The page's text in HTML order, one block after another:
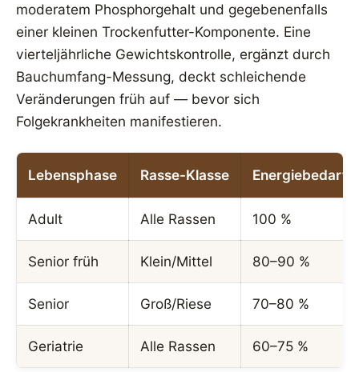
moderatem Phosphorgehalt und gegebenenfalls
einer kleinen Trockenfutter-Komponente. Eine
vierteljährliche Gewichtskontrolle, ergänzt durch
Bauchumfang-Messung, deckt schleichende
Veränderungen früh auf — bevor sich
Folgekrankheiten manifestieren.
Lebensphase Rasse-Klasse Energiebedarf
Adult Alle Rassen 100 %
Senior früh Klein/Mittel 80–90 %
Senior Groß/Riese 70–80 %
Geriatrie Alle Rassen 60–75 %